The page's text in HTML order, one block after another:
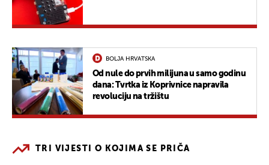
BOLJA HRVATSKA
Od nule do prvih milijuna u samo godinu
dana: Tvrtka iz Koprivnice napravila
revoluciju na tržištu
TRI VIJESTI O KOJIMA SE PRIČA